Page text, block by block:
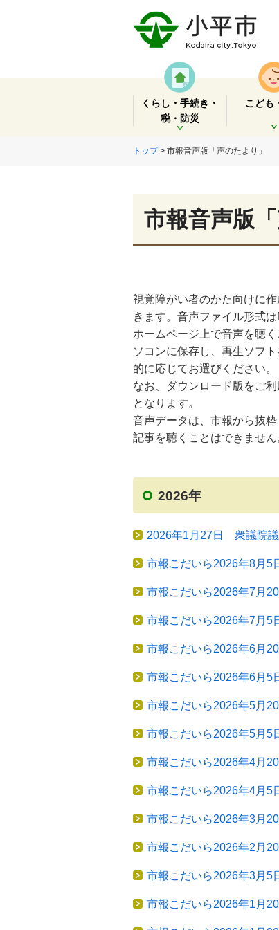
くらし・手続き・
税・防災
開く
こども
トップ> 市報音声版「声のたより」
市報音声版
視覚障がい者のかた向けに
きます。音声ファイル形式は
ホームページ上で音声を聴
ソコンに保存し、再生ソフ
的に応じてお選びください。
なお、ダウンロード版をご
となります。
音声データは、市報から抜
記事を聴くことはできません
2026年
2026年1月27日 衆議院議
市報こだいら2026年8月5
市報こだいら2026年7月
市報こだいら2026年7月5
市報こだいら2026年6月
市報こだいら2026年6月5
市報こだいら2026年5月
市報こだいら2026年5月5
市報こだいら2026年4月
市報こだいら2026年4月5
市報こだいら2026年3月
市報こだいら2026年2月
市報こだいら2026年3月5
市報こだいら2026年1月